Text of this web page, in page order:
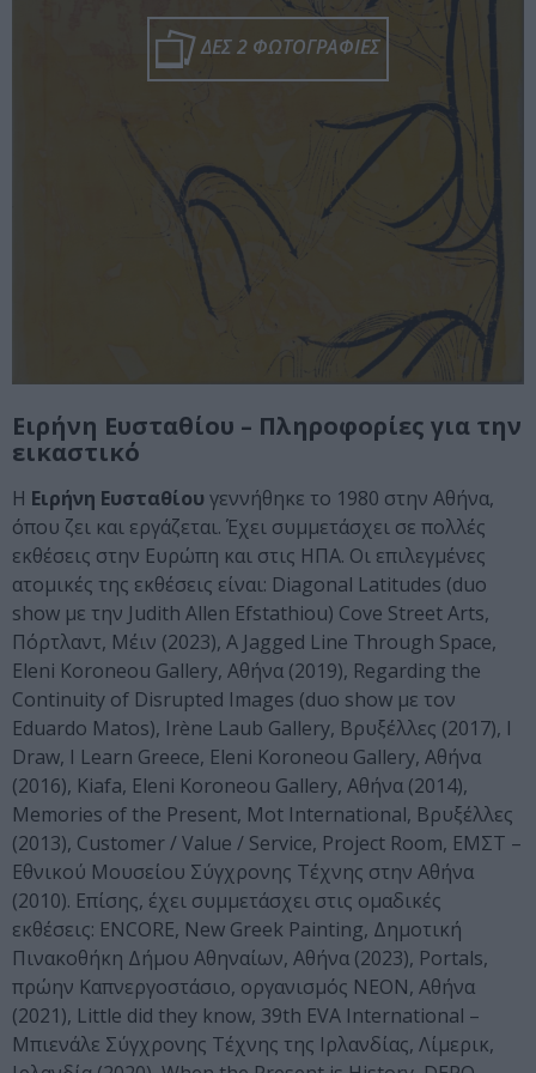
ΔΕΣ 2 ΦΩΤΟΓΡΑΦΙΕΣ
Ειρήνη Ευσταθίου – Πληροφορίες για την
εικαστικό
H Ειρήνη Ευσταθίου γεννήθηκε το 1980 στην Αθήνα,
όπου ζει και εργάζεται. Έχει συμμετάσχει σε πολλές
εκθέσεις στην Ευρώπη και στις ΗΠΑ. Οι επιλεγμένες
ατομικές της εκθέσεις είναι: Diagonal Latitudes (duo
show με την Judith Allen Efstathiou) Cove Street Arts,
Πόρτλαντ, Μέιν (2023), A Jagged Line Through Space,
Eleni Koroneou Gallery, Αθήνα (2019), Regarding the
Continuity of Disrupted Images (duo show με τον
Eduardo Matos), Irène Laub Gallery, Βρυξέλλες (2017), I
Draw, I Learn Greece, Eleni Koroneou Gallery, Αθήνα
(2016), Kiafa, Eleni Koroneou Gallery, Αθήνα (2014),
Memories of the Present, Mot International, Βρυξέλλες
(2013), Customer / Value / Service, Project Room, ΕΜΣΤ –
Εθνικού Μουσείου Σύγχρονης Τέχνης στην Αθήνα
(2010). Επίσης, έχει συμμετάσχει στις ομαδικές
εκθέσεις: ENCORE, Νew Greek Painting, Δημοτική
Πινακοθήκη Δήμου Αθηναίων, Αθήνα (2023), Portals,
πρώην Καπνεργοστάσιο, οργανισμός NEON, Αθήνα
(2021), Little did they know, 39th EVA International –
Μπιενάλε Σύγχρονης Τέχνης της Ιρλανδίας, Λίμερικ,